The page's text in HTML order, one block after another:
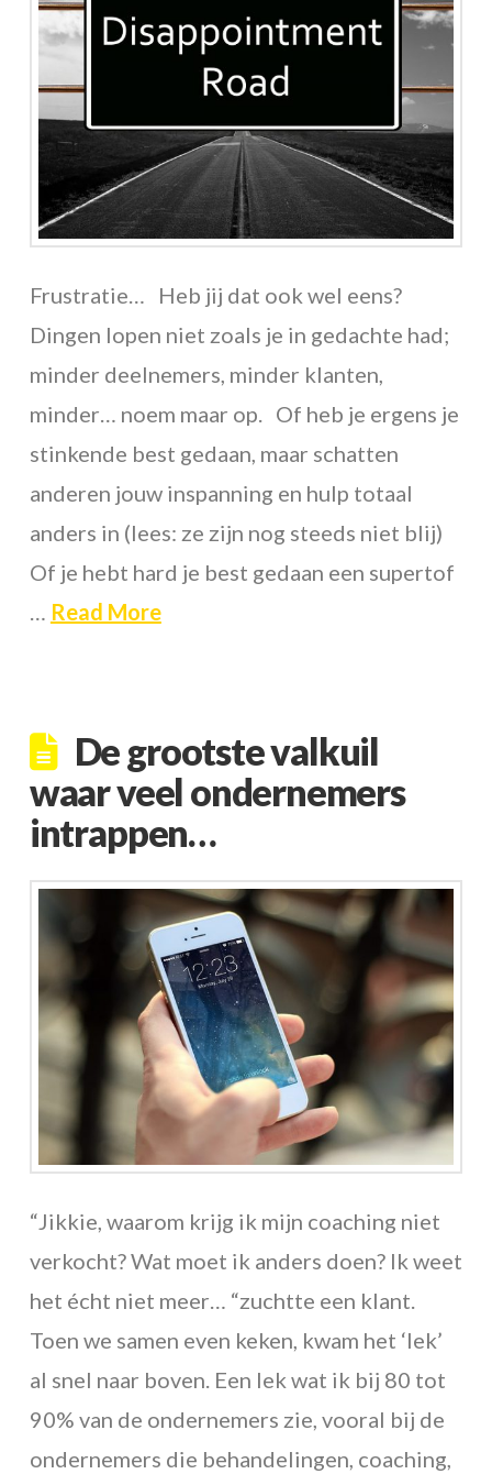
Frustratie… Heb jij dat ook wel eens?
Dingen lopen niet zoals je in gedachte had;
minder deelnemers, minder klanten,
minder… noem maar op. Of heb je ergens je
stinkende best gedaan, maar schatten
anderen jouw inspanning en hulp totaal
anders in (lees: ze zijn nog steeds niet blij)
Of je hebt hard je best gedaan een supertof
Read More
De grootste valkuil
waar veel ondernemers
intrappen…
“Jikkie, waarom krijg ik mijn coaching niet
verkocht? Wat moet ik anders doen? Ik weet
het écht niet meer… “zuchtte een klant.
Toen we samen even keken, kwam het ‘lek’
al snel naar boven. Een lek wat ik bij 80 tot
90% van de ondernemers zie, vooral bij de
ondernemers die behandelingen, coaching,